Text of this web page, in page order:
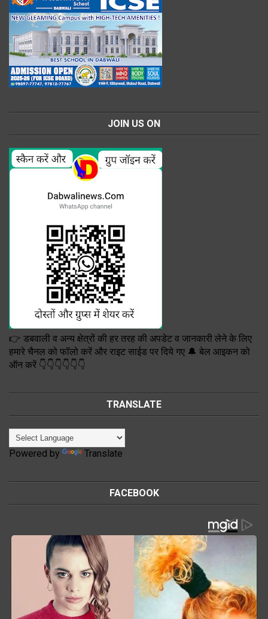
JOIN US ON
👉 डबवाली व अन्य क्षेत्रों की हर तरह की अपडेट व जानकारी लेने के लिए
हमारे चैनल को फॉलो करें और राइट साईड पर दिये गए 🔔 बेल आइकन को
ऑन करें 👇👇👇👇👇👇
TRANSLATE
Powered by Translate
FACEBOOK